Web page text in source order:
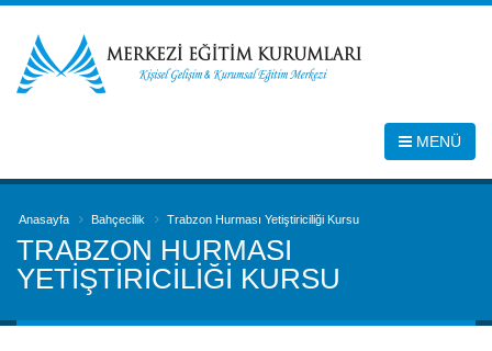
MENÜ
Anasayfa Bahçecilik Trabzon Hurması Yetiştiriciliği Kursu
TRABZON HURMASI
YETIŞTIRICILIĞI KURSU